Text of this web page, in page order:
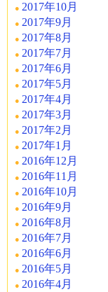
2017年10月
2017年9月
2017年8月
2017年7月
2017年6月
2017年5月
2017年4月
2017年3月
2017年2月
2017年1月
2016年12月
2016年11月
2016年10月
2016年9月
2016年8月
2016年7月
2016年6月
2016年5月
2016年4月